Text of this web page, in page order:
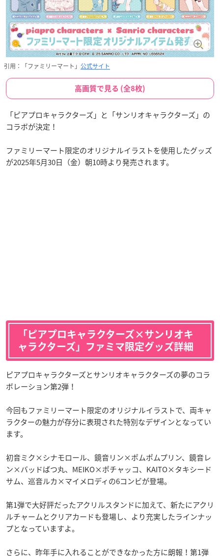
引用：「ファミリーマート」 公式サイト
高画質で見る (全8枚)
「ピアプロキャラクターズ」と「サンリオキャラクターズ」の
コラボが決定！
ファミリーマート限定のオリジナルイラストを使用したグッズ
が2025年5月30日（金）朝10時より発売されます。
「ピアプロキャラクターズ×サンリオキ
ャラクターズ」ファミマ限定グッズ詳細
ピアプロキャラクターズとサンリオキャラクターズの夢のコラ
ボレーション第2弾！
今回もファミリーマート限定のオリジナルイラストで、両キャ
ラクターの魅力が存分に表現された特別なデザインとなってい
ます。
初音ミク×シナモロール、鏡音リン×ポムポムプリン、鏡音レ
ン×バッドばつ丸、MEIKO×ポチャッコ、KAITO×タキシード
サム、巡音ルカ×マイメロディの6コンビが登場。
第1弾で大好評だったアクリルスタンドに加えて、新たにアクリ
ルチャームとクリアカードも登場し、より充実したラインナッ
プとなっていますよ。
さらに、昨年手に入れることができなかった方に朗報！第1弾